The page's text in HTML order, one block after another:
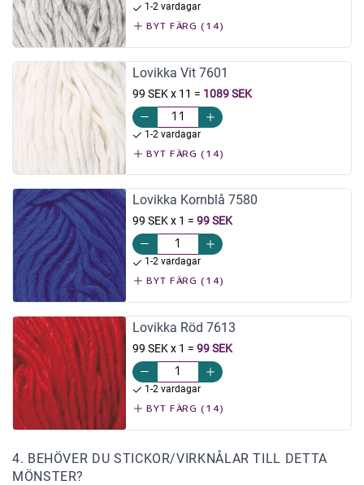
1-2 vardagar
BYT FÄRG (14)
Lovikka Vit 7601
99 SEK x 11 = 1089 SEK
1-2 vardagar
BYT FÄRG (14)
Lovikka Kornblå 7580
99 SEK x 1 = 99 SEK
1-2 vardagar
BYT FÄRG (14)
Lovikka Röd 7613
99 SEK x 1 = 99 SEK
1-2 vardagar
BYT FÄRG (14)
4. BEHÖVER DU STICKOR/VIRKNÅLAR TILL DETTA
MÖNSTER?